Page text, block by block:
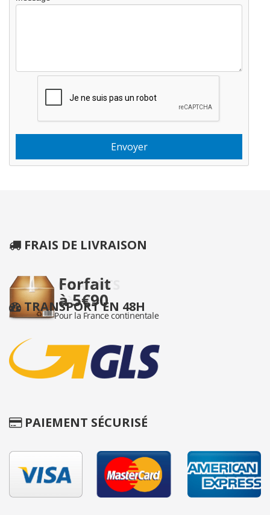
FRAIS DE LIVRAISON
TRANSPORT EN 48H
PAIEMENT SÉCURISÉ